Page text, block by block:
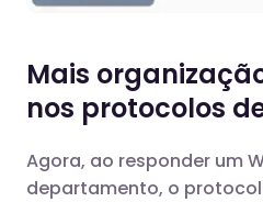
Mais
nos protocolos
Agora, ao responder um
departamento, o